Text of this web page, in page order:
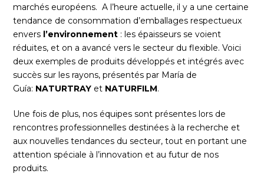
marchés européens. A l’heure actuelle, il y a une certaine
tendance de consommation d’emballages respectueux
envers l’environnement : les épaisseurs se voient
réduites, et on a avancé vers le secteur du flexible. Voici
deux exemples de produits développés et intégrés avec
succès sur les rayons, présentés par María de
Guía: NATURTRAY et NATURFILM.
Une fois de plus, nos équipes sont présentes lors de
rencontres professionnelles destinées à la recherche et
aux nouvelles tendances du secteur, tout en portant une
attention spéciale à l’innovation et au futur de nos
produits.